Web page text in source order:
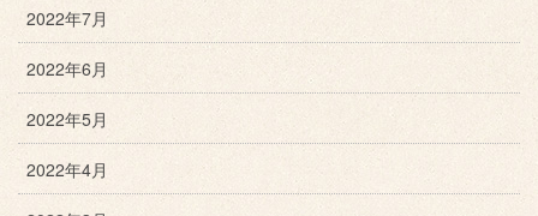
2022年7月
2022年6月
2022年5月
2022年4月